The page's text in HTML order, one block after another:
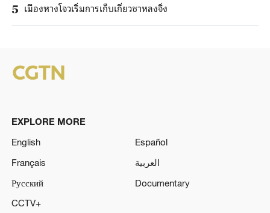
5 เมืองหางโจวเริ่มการเก็บเกี่ยวชาหลงจิ่ง
EXPLORE MORE
English
Español
Français
العربية
Русский
Documentary
CCTV+